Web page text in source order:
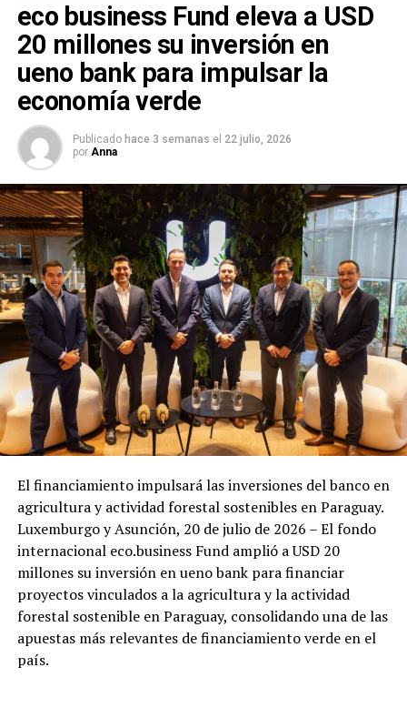
eco business Fund eleva a USD
20 millones su inversión en
ueno bank para impulsar la
economía verde
Publicado hace 3 semanas el 22 julio, 2026
por Anna
El financiamiento impulsará las inversiones del banco en
agricultura y actividad forestal sostenibles en Paraguay.
Luxemburgo y Asunción, 20 de julio de 2026 – El fondo
internacional eco.business Fund amplió a USD 20
millones su inversión en ueno bank para financiar
proyectos vinculados a la agricultura y la actividad
forestal sostenible en Paraguay, consolidando una de las
apuestas más relevantes de financiamiento verde en el
país.